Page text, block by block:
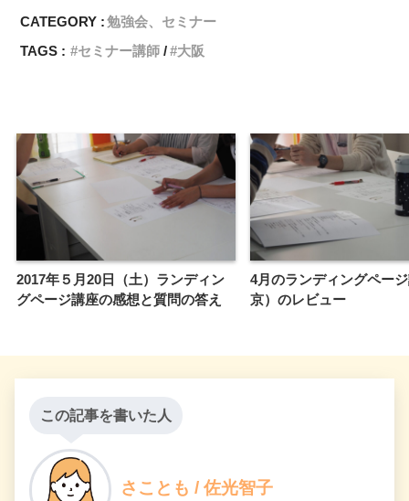
CATEGORY :勉強会、セミナー
TAGS :
セミナー講師 大阪
2017年５月20日（土）ランディン
グページ講座の感想と質問の答え
4月のランディングペー
京）のレビュー
この記事を書いた人
さことも / 佐光智子